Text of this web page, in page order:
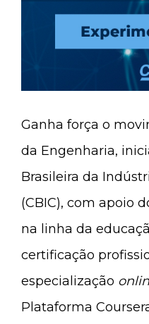
Ganha força o
da Engenharia,
Brasileira da
(CBIC), com apoio
na linha da
certificação
especialização
Plataforma